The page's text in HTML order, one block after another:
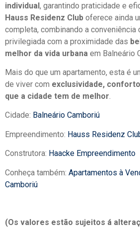
individual, garantindo praticidade e
Hauss Residenz Club oferece ainda
completa, combinando a conveniência
privilegiada com a proximidade das
melhor da vida urbana em Balneário
Mais do que um apartamento, esta é
de viver com exclusividade,
que a cidade tem de melhor.
Cidade: Balneário Camboriú
Empreendimento: Hauss Residenz
Construtora: Haacke Empreendimento
Conheça também: Apartamentos à
Camboriú
(Os valores estão sujeitos á